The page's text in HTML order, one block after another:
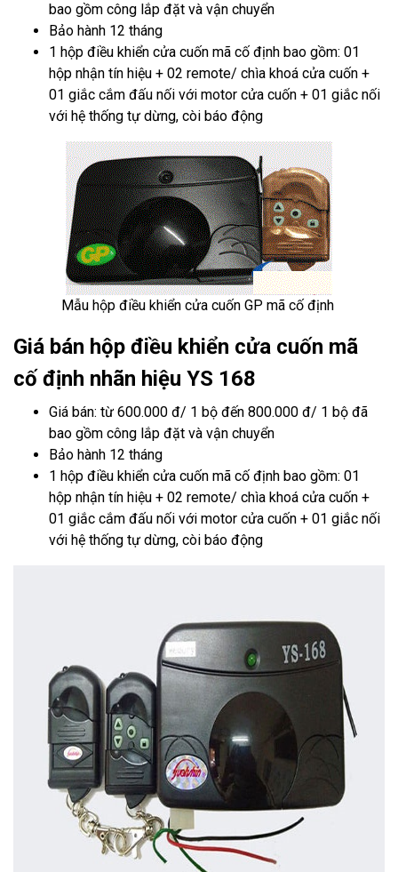
bao gồm công lắp đặt và vận chuyển
Bảo hành 12 tháng
1 hộp điều khiển cửa cuốn mã cố định bao gồm: 01
hộp nhận tín hiệu + 02 remote/ chìa khoá cửa cuốn +
01 giắc cắm đấu nối với motor cửa cuốn + 01 giắc nối
với hệ thống tự dừng, còi báo động
Mẫu hộp điều khiển cửa cuốn GP mã cố định
Giá bán hộp điều khiển cửa cuốn mã
cố định nhãn hiệu YS 168
Giá bán: từ 600.000 đ/ 1 bộ đến 800.000 đ/ 1 bộ đã
bao gồm công lắp đặt và vận chuyển
Bảo hành 12 tháng
1 hộp điều khiển cửa cuốn mã cố định bao gồm: 01
hộp nhận tín hiệu + 02 remote/ chìa khoá cửa cuốn +
01 giắc cắm đấu nối với motor cửa cuốn + 01 giắc nối
với hệ thống tự dừng, còi báo động